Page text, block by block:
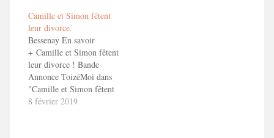
"Camille et Simon fêtent
leur divorce"
Camille et Simon fêtent
leur divorce.
Bessenay En savoir
+ Camille et Simon fêtent
leur divorce ! Bande
Annonce ToizéMoi dans
"Camille et Simon fêtent
leur divorce"
8 février 2019